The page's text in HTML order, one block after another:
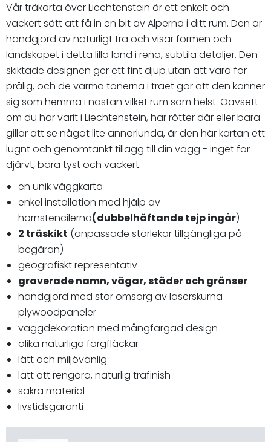
Vår träkarta över Liechtenstein är ett enkelt och
vackert sätt att få in en bit av Alperna i ditt rum. Den är
handgjord av naturligt trä och visar formen och
landskapet i detta lilla land i rena, subtila detaljer. Den
skiktade designen ger ett fint djup utan att vara för
prålig, och de varma tonerna i träet gör att den känner
sig som hemma i nästan vilket rum som helst. Oavsett
om du har varit i Liechtenstein, har rötter där eller bara
gillar att se något lite annorlunda, är den här kartan ett
lugnt och genomtänkt tillägg till din vägg - inget för
djärvt, bara tyst och vackert.
en unik väggkarta
enkel installation med hjälp av
hörnstencilerna(dubbelhäftande tejp ingår)
2 träskikt (anpassade storlekar tillgängliga på
begäran)
geografiskt representativ
graverade namn, vägar, städer och gränser
handgjord med stor omsorg av laserskurna
plywoodpaneler
väggdekoration med mångfärgad design
olika naturliga färgfläckar
lätt och miljövänlig
lätt att rengöra, naturlig träfinish
säkra material
livstidsgaranti